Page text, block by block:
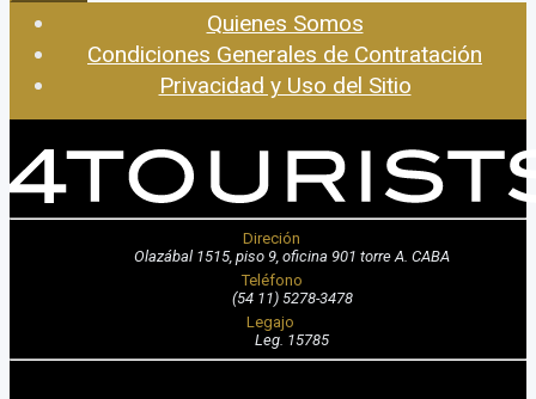
Quienes Somos
Condiciones Generales de Contratación
Privacidad y Uso del Sitio
Direción
Olazábal 1515, piso 9, oficina 901 torre A. CABA
Teléfono
(54 11) 5278-3478
Legajo
Leg. 15785